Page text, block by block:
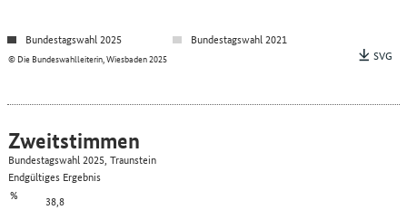
© Die Bundeswahlleiterin, Wiesbaden 2025
Bundestagswahl 2025
Bundestagswahl 2021
SVG
% 38,8
Zweitstimmen
Bundestagswahl 2025, Traunstein
Endgültiges Ergebnis